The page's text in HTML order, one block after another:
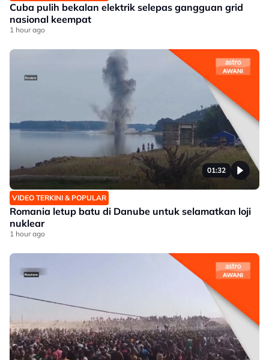
Cuba pulih bekalan elektrik selepas gangguan grid
nasional keempat
1 hour ago
01:32
VIDEO TERKINI & POPULAR
Romania letup batu di Danube untuk selamatkan loji
nuklear
1 hour ago